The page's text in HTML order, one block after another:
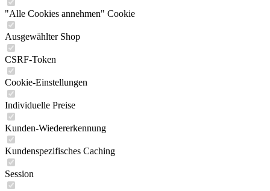
"Alle Cookies annehmen" Cookie
Ausgewählter Shop
CSRF-Token
Cookie-Einstellungen
Individuelle Preise
Kunden-Wiedererkennung
Kundenspezifisches Caching
Session